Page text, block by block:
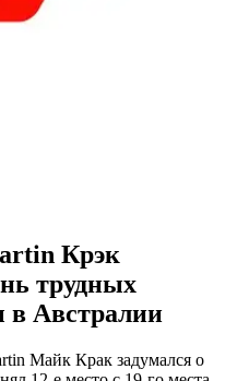
Крэк
трудных
Австралии
Майк Крак задумался о